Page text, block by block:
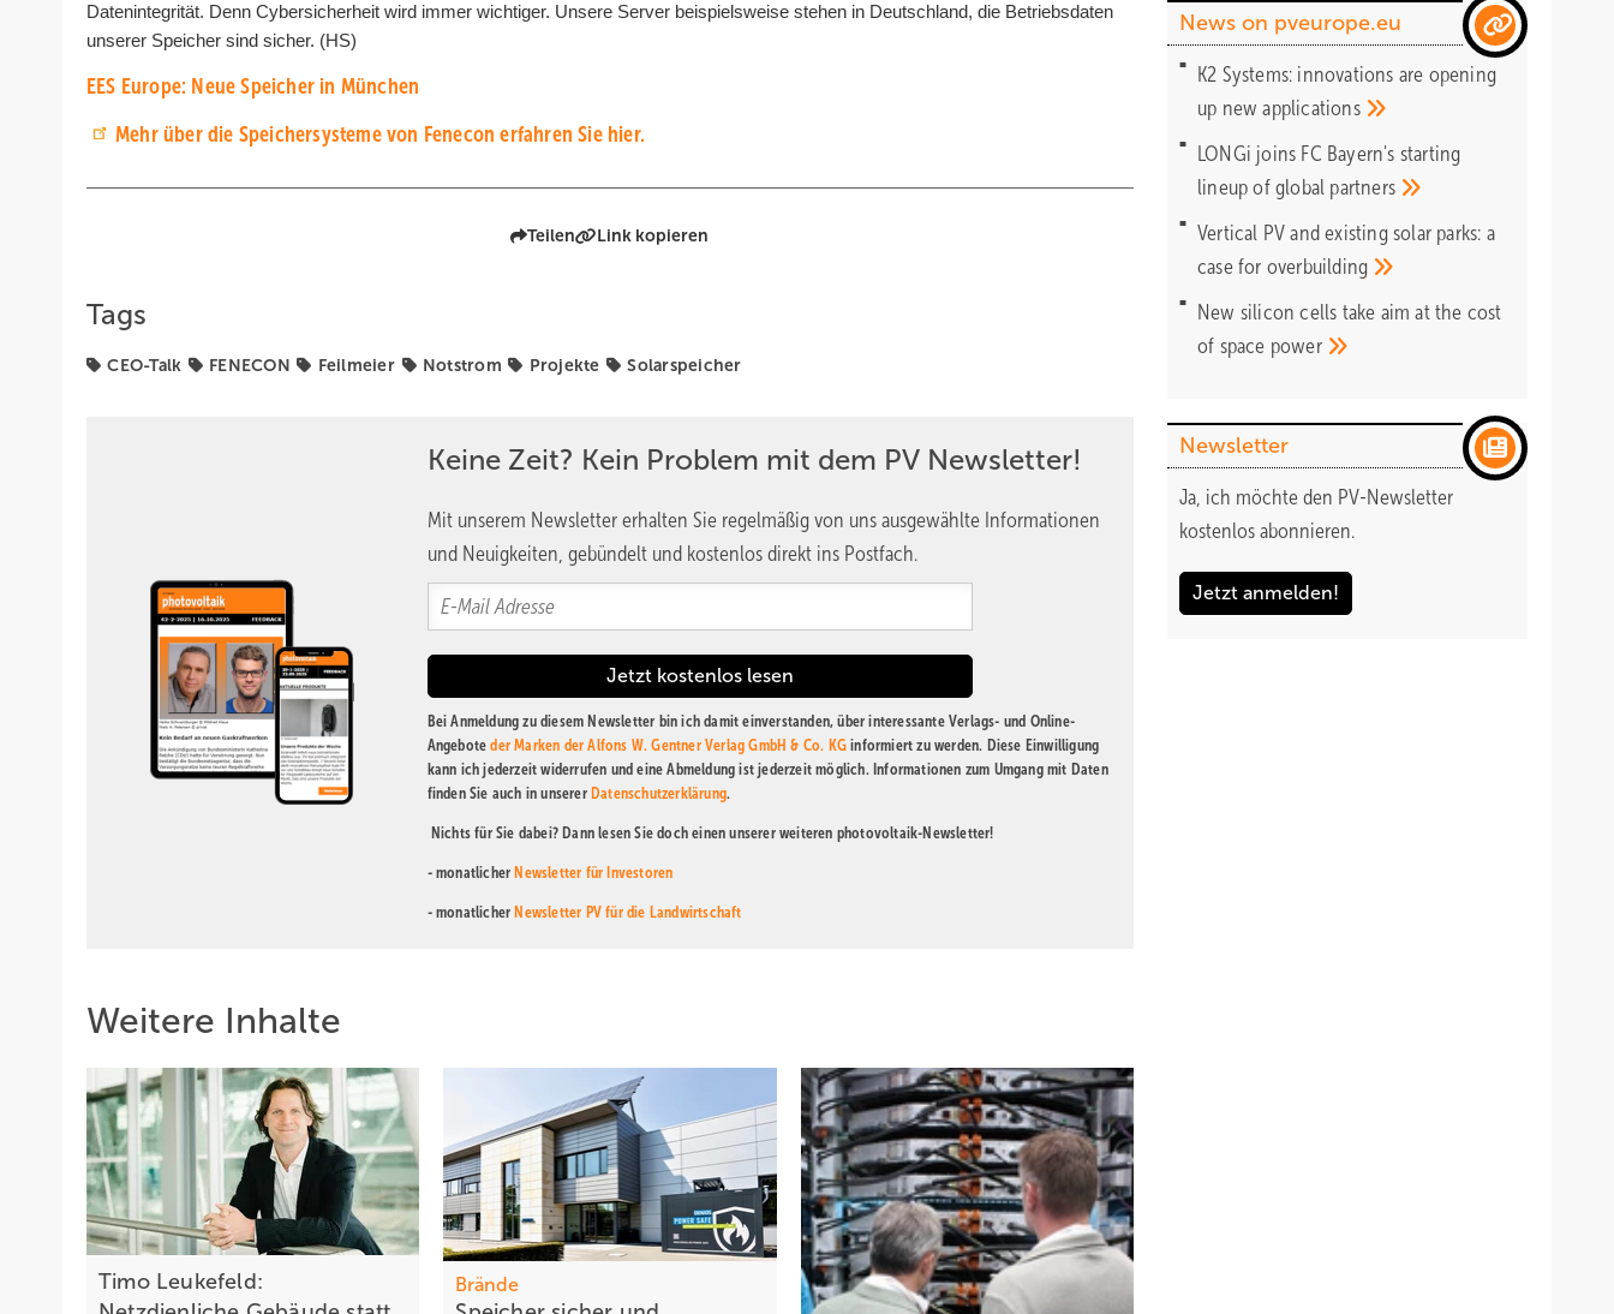
Datenintegrität. Denn Cybersicherheit wird immer wichtiger. Unsere Server beispielsweise stehen in Deutschland, die Betriebsdaten
unserer Speicher sind sicher. (HS)
EES Europe: Neue Speicher in München
Mehr über die Speichersysteme von Fenecon erfahren Sie hier.
Teilen Link kopieren
Tags
CEO-Talk FENECON Feilmeier Notstrom Projekte Solarspeicher
Keine Zeit? Kein Problem mit dem PV Newsletter!
Mit unserem Newsletter erhalten Sie regelmäßig von uns ausgewählte Informationen
und Neuigkeiten, gebündelt und kostenlos direkt ins Postfach.
Bei Anmeldung zu diesem Newsletter bin ich damit einverstanden, über interessante Verlags- und Online-
Angeboteder Marken der Alfons W. Gentner Verlag GmbH & Co. KG informiert zu werden. Diese Einwilligung
kann ich jederzeit widerrufen und eine Abmeldung ist jederzeit möglich. Informationen zum Umgang mit Daten
finden Sie auch in unserer Datenschutzerklärung.
Nichts für Sie dabei? Dann lesen Sie doch einen unserer weiteren photovoltaik-Newsletter!
- monatlicher Newsletter für Investoren
- monatlicher Newsletter PV für die Landwirtschaft
Weitere Inhalte
Timo Leukefeld:
Brände
News on pveurope.eu
K2 Systems: innovations are opening
up newapplications
LONGi joins FC Bayern's starting
lineup of global partners
Vertical PV and existing solar parks: a
case for overbuilding
New silicon cells take aim at the cost
of space power
Newsletter
Ja, ich möchte den PV-Newsletter
kostenlos abonnieren.
Jetzt anmelden!